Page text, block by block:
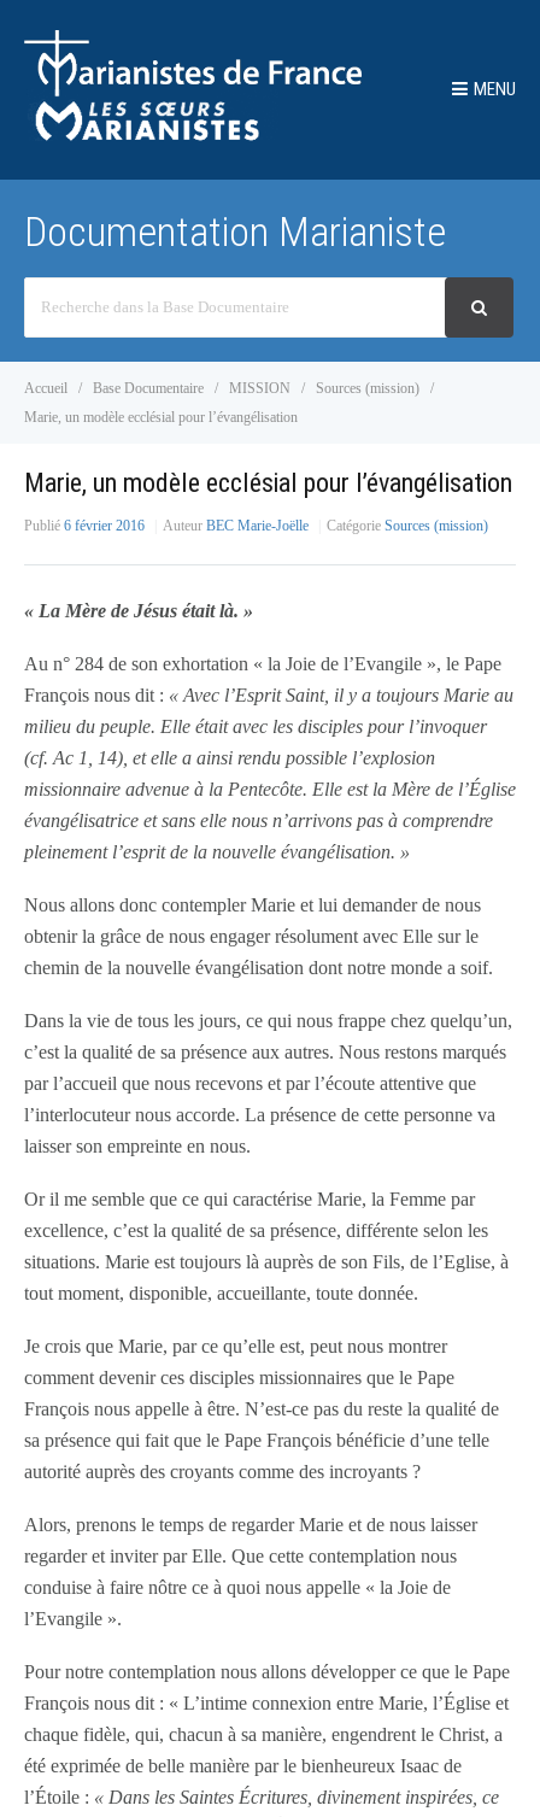
MENU
Documentation Marianiste
Accueil Base Documentaire MISSION
Sources (mission)
Marie, un modèle ecclésial pour l’évangélisation
Marie, un modèle ecclésial pour l’évangélisation
Publié 6 février 2016 Auteur BEC Marie-Joëlle Catégorie Sources (mission)
« La Mère de Jésus était là. »
Au n° 284 de son exhortation « la Joie de l’Evangile », le Pape
François nous dit : « Avec l’Esprit Saint, il y a toujours Marie au
milieu du peuple. Elle était avec les disciples pour l’invoquer
(cf. Ac 1, 14), et elle a ainsi rendu possible l’explosion
missionnaire advenue à la Pentecôte. Elle est la Mère de l’Église
évangélisatrice et sans elle nous n’arrivons pas à comprendre
pleinement l’esprit de la nouvelle évangélisation. »
Nous allons donc contempler Marie et lui demander de nous
obtenir la grâce de nous engager résolument avec Elle sur le
chemin de la nouvelle évangélisation dont notre monde a soif.
Dans la vie de tous les jours, ce qui nous frappe chez quelqu’un,
c’est la qualité de sa présence aux autres. Nous restons marqués
par l’accueil que nous recevons et par l’écoute attentive que
l’interlocuteur nous accorde. La présence de cette personne va
laisser son empreinte en nous.
Or il me semble que ce qui caractérise Marie, la Femme par
excellence, c’est la qualité de sa présence, différente selon les
situations. Marie est toujours là auprès de son Fils, de l’Eglise, à
tout moment, disponible, accueillante, toute donnée.
Je crois que Marie, par ce qu’elle est, peut nous montrer
comment devenir ces disciples missionnaires que le Pape
François nous appelle à être. N’est-ce pas du reste la qualité de
sa présence qui fait que le Pape François bénéficie d’une telle
autorité auprès des croyants comme des incroyants ?
Alors, prenons le temps de regarder Marie et de nous laisser
regarder et inviter par Elle. Que cette contemplation nous
conduise à faire nôtre ce à quoi nous appelle « la Joie de
l’Evangile ».
Pour notre contemplation nous allons développer ce que le Pape
François nous dit : « L’intime connexion entre Marie, l’Église et
chaque fidèle, qui, chacun à sa manière, engendrent le Christ, a
été exprimée de belle manière par le bienheureux Isaac de
l’Étoile : « Dans les Saintes Écritures, divinement inspirées, ce